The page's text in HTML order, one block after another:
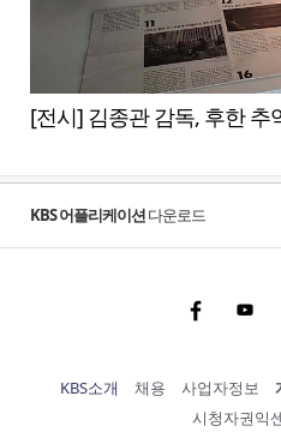
[전시] 김종관 감독, 후한
KBS 어플리케이션다운로드
Facebook
KBS소개 채용 사업자정보
시청자권익